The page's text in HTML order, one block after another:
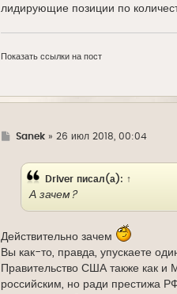
лидирующие позиции по
Показать ссылки на пост
ГSanek» 26 июл 2018, 00:04
Driverписал(а): ↑
А зачем?
Действительно зачем
Вы как-то, правда, упускаете
Правительство США также как
российским, но ради престижа